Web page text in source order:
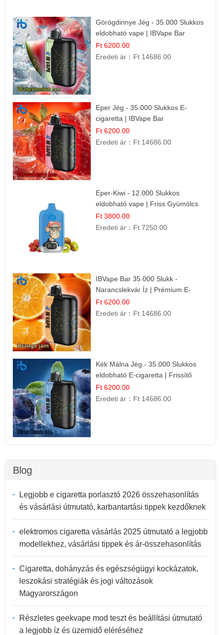
Görögdinnye Jég - 35.000 Slukkos
eldobható vape | IBVape Bar
Frissítő Nyári Íz
Ft 6200.00
Eredeti ár： Ft 14686.00
Eper Jég - 35.000 Slukkos E-
cigaretta | IBVape Bar
Ft 6200.00
Eredeti ár： Ft 14686.00
Eper-Kiwi - 12.000 Slukkos
eldobható vape | Friss Gyümölcs
Kombináció
Ft 3800.00
Eredeti ár： Ft 7250.00
IBVape Bar 35.000 Slukk -
Narancslekvár Íz | Prémium E-
cigaretta
Ft 6200.00
Eredeti ár： Ft 14686.00
Kék Málna Jég - 35.000 Slukkos
eldobható E-cigaretta | Frissítő
Ízélmény
Ft 6200.00
Eredeti ár： Ft 14686.00
Blog
Legjobb e cigaretta porlasztó 2026 összehasonlítás
és vásárlási útmutató, karbantartási tippek kezdőknek
elektromos cigaretta vásárlás 2025 útmutató a legjobb
modellekhez, vásárlási tippek és ár-összehasonlítás
Cigaretta, dohányzás és egészségügyi kockázatok,
leszokási stratégiák és jogi változások
Magyarországon
Részletes geekvape mod teszt és beállítási útmutató
a legjobb íz és üzemidő eléréséhez